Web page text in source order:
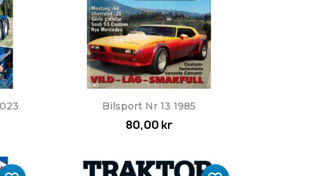
Snabbvy
Bilsport Nr 13 1985
80,00 kr